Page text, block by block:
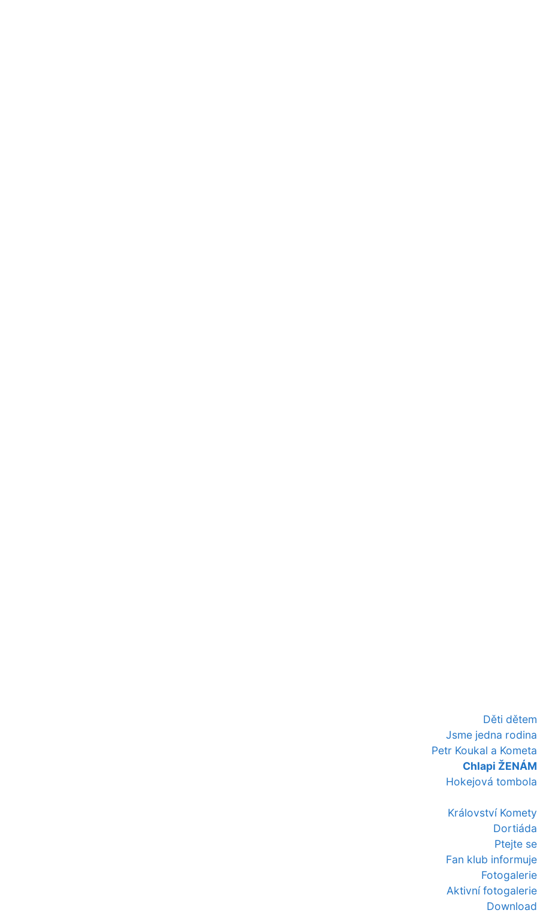
Děti dětem
Jsme jedna rodina
Petr Koukal a Kometa
Chlapi ŽENÁM
Hokejová tombola
Království Komety
Dortiáda
Ptejte se
Fan klub informuje
Fotogalerie
Aktivní fotogalerie
Download